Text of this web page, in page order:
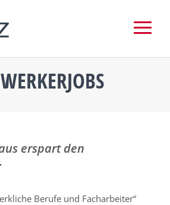
erspart den
Berufe und Facharbeiter“